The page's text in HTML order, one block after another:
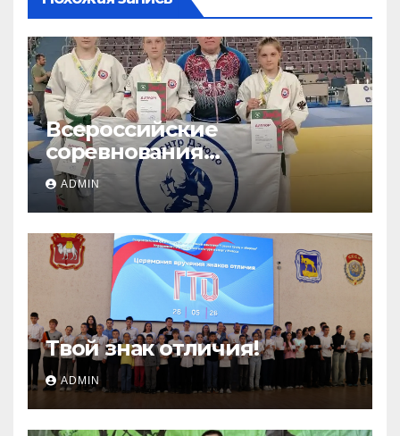
Всероссийские
соревнования
«ЛОКОДЗЮДО»!
ADMIN
Твой знак отличия!
ADMIN